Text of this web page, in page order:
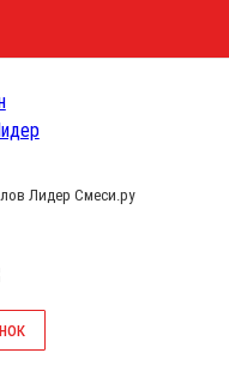
Лидер Смеси.ру